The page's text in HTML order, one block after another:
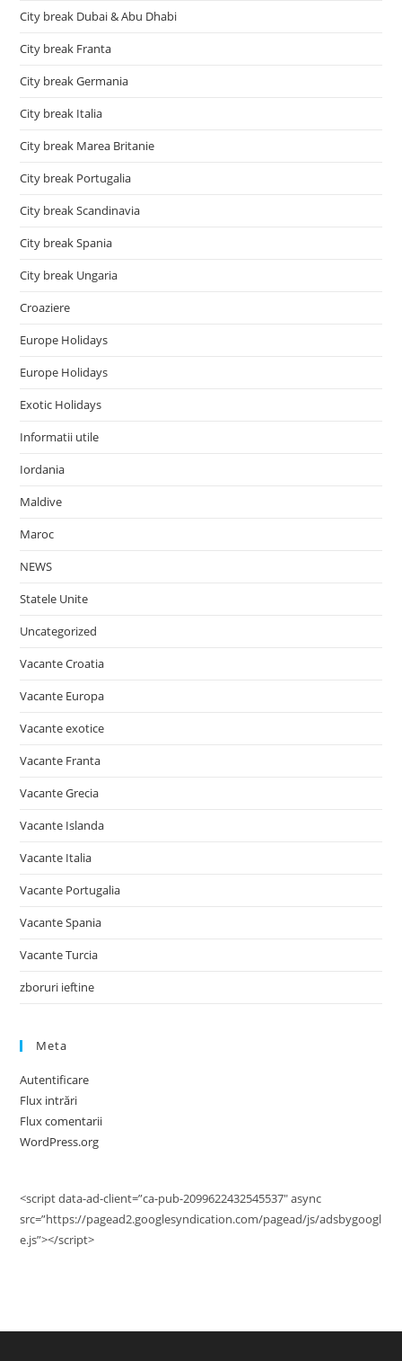
City break Dubai & Abu Dhabi
City break Franta
City break Germania
City break Italia
City break Marea Britanie
City break Portugalia
City break Scandinavia
City break Spania
City break Ungaria
Croaziere
Europe Holidays
Europe Holidays
Exotic Holidays
Informatii utile
Iordania
Maldive
Maroc
NEWS
Statele Unite
Uncategorized
Vacante Croatia
Vacante Europa
Vacante exotice
Vacante Franta
Vacante Grecia
Vacante Islanda
Vacante Italia
Vacante Portugalia
Vacante Spania
Vacante Turcia
zboruri ieftine
Meta
Autentificare
Flux intrări
Flux comentarii
WordPress.org
<script data-ad-client=”ca-pub-2099622432545537″ async
src=”https://pagead2.googlesyndication.com/pagead/js/adsbygoogl
e.js”></script>